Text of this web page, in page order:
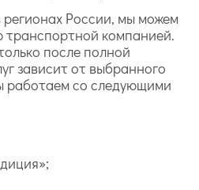
России, мы можем
транспортной компанией.
после полной
зависит от выбранного
работаем со следующими